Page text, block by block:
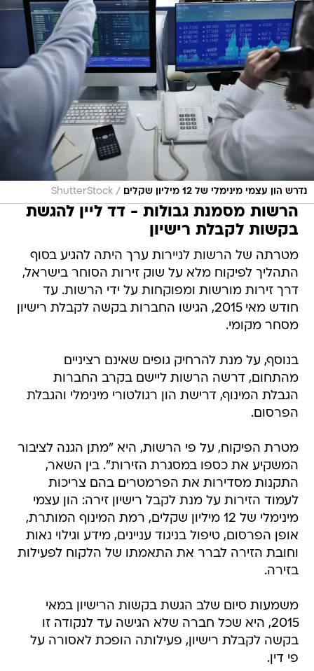
נדרש הון עצמי מינימלי של 12 מיליון שקלים /
ShutterStock
הרשות מסמנת גבולות - דד ליין להגשת
בקשות לקבלת רישיון
מטרתה של הרשות לניירות ערך היתה להגיע בסוף
התהליך לפיקוח מלא על שוק זירות הסוחר בישראל,
דרך זירות מורשות ומפוקחות על ידי הרשות. עד
חודש מאי 2015, הגישו החברות בקשה לקבלת רישיון
מסחר מקומי.
בנוסף, על מנת להרחיק גופים שאינם רציניים
מהתחום, דרשה הרשות ליישם בקרב החברות
הגבלת המינוף, דרישת הון רגולטורי מינימלי והגבלת
הפרסום.
מטרת הפיקוח, על פי הרשות, היא "מתן הגנה לציבור
המשקיע את כספו במסגרת הזירות". בין השאר,
התקנות מסדירות את הפרמטרים בהם צריכות
לעמוד הזירות על מנת לקבל רישיון זירה: הון עצמי
מינימלי של 12 מיליון שקלים, רמת המינוף המותרת,
אופן הפרסום, טיפול בניגוד עניינים, מידע וגילוי נאות
וחובת הזירה לברר את התאמתו של הלקוח לפעילות
בזירה.
משמעות סיום שלב הגשת בקשות הרישיון במאי
2015, היא שכל חברה שלא הגישה עד לנקודה זו
בקשה לקבלת רישיון, פעילותה הופכת לאסורה על
פי דין.